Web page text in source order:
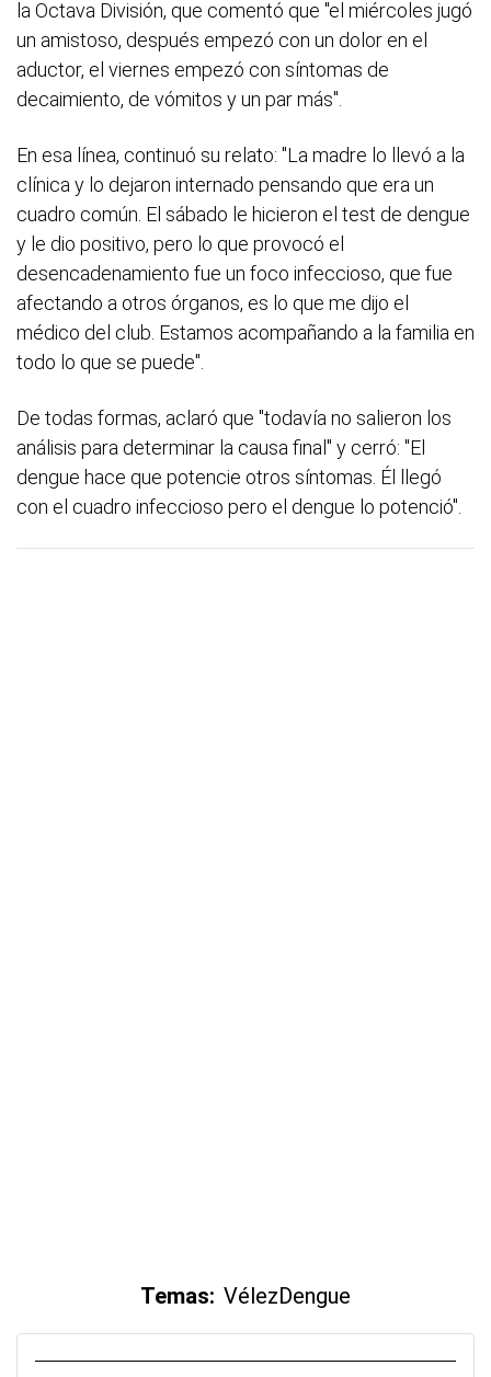
la Octava División, que comentó que "el miércoles jugó
un amistoso, después empezó con un dolor en el
aductor, el viernes empezó con síntomas de
decaimiento, de vómitos y un par más".
En esa línea, continuó su relato: "La madre lo llevó a la
clínica y lo dejaron internado pensando que era un
cuadro común. El sábado le hicieron el test de dengue
y le dio positivo, pero lo que provocó el
desencadenamiento fue un foco infeccioso, que fue
afectando a otros órganos, es lo que me dijo el
médico del club. Estamos acompañando a la familia en
todo lo que se puede".
De todas formas, aclaró que "todavía no salieron los
análisis para determinar la causa final" y cerró: "El
dengue hace que potencie otros síntomas. Él llegó
con el cuadro infeccioso pero el dengue lo potenció".
Temas: VélezDengue